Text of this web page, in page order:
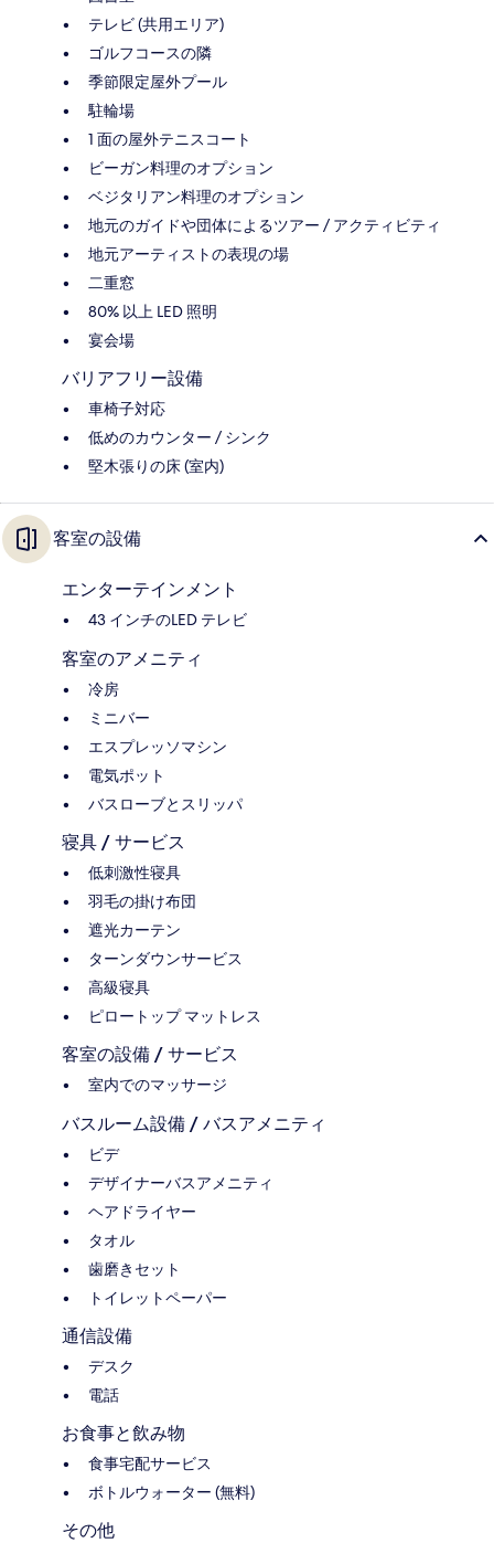
テレビ (共用エリア)
ゴルフコースの隣
季節限定屋外プール
駐輪場
1 面の屋外テニスコート
ビーガン料理のオプション
ベジタリアン料理のオプション
地元のガイドや団体によるツアー / アクティビティ
地元アーティストの表現の場
二重窓
80% 以上 LED 照明
宴会場
バリアフリー設備
車椅子対応
低めのカウンター / シンク
堅木張りの床 (室内)
客室の設備
エンターテインメント
43 インチのLED テレビ
客室のアメニティ
冷房
ミニバー
エスプレッソマシン
電気ポット
バスローブとスリッパ
寝具 / サービス
低刺激性寝具
羽毛の掛け布団
遮光カーテン
ターンダウンサービス
高級寝具
ピロートップ マットレス
客室の設備 / サービス
室内でのマッサージ
バスルーム設備 / バスアメニティ
ビデ
デザイナーバスアメニティ
ヘアドライヤー
タオル
歯磨きセット
トイレットペーパー
通信設備
デスク
電話
お食事と飲み物
食事宅配サービス
ボトルウォーター (無料)
その他